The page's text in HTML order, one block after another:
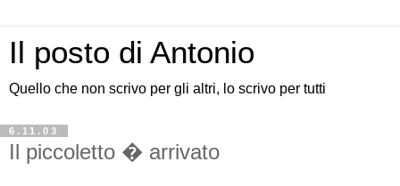
Il posto di Antonio
Quello che non scrivo per gli altri, lo scrivo per tutti
6.11.03
Il piccoletto � arrivato